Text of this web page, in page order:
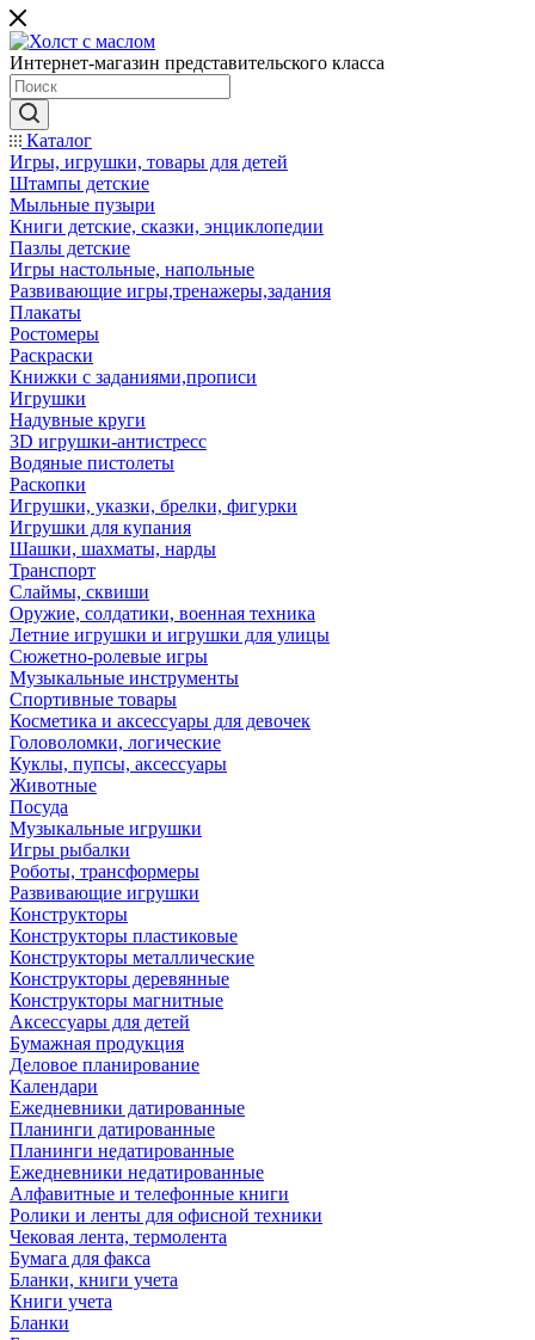
Интернет-магазин представительского класса
Каталог
Игры, игрушки, товары для детей
Штампы детские
Мыльные пузыри
Книги детские, сказки, энциклопедии
Пазлы детские
Игры настольные, напольные
Развивающие игры,тренажеры,задания
Плакаты
Ростомеры
Раскраски
Книжки с заданиями,прописи
Игрушки
Надувные круги
3D игрушки-антистресс
Водяные пистолеты
Раскопки
Игрушки, указки, брелки, фигурки
Игрушки для купания
Шашки, шахматы, нарды
Транспорт
Слаймы, сквиши
Оружие, солдатики, военная техника
Летние игрушки и игрушки для улицы
Сюжетно-ролевые игры
Музыкальные инструменты
Спортивные товары
Косметика и аксессуары для девочек
Головоломки, логические
Куклы, пупсы, аксессуары
Животные
Посуда
Музыкальные игрушки
Игры рыбалки
Роботы, трансформеры
Развивающие игрушки
Конструкторы
Конструкторы пластиковые
Конструкторы металлические
Конструкторы деревянные
Конструкторы магнитные
Аксессуары для детей
Бумажная продукция
Деловое планирование
Календари
Ежедневники датированные
Планинги датированные
Планинги недатированные
Ежедневники недатированные
Алфавитные и телефонные книги
Ролики и ленты для офисной техники
Чековая лента, термолента
Бумага для факса
Бланки, книги учета
Книги учета
Бланки